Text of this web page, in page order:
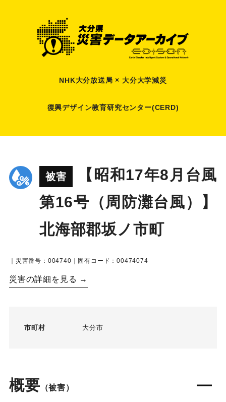
NHK大分放送局 × 大分大学減災
復興デザイン教育研究センター(CERD)
被害
【昭和17年8月台風
第16号（周防灘台風）】
北海部郡坂ノ市町
｜災害番号：004740｜固有コード：00474074
災害の詳細を見る →
市町村 大分市
概要 （被害）